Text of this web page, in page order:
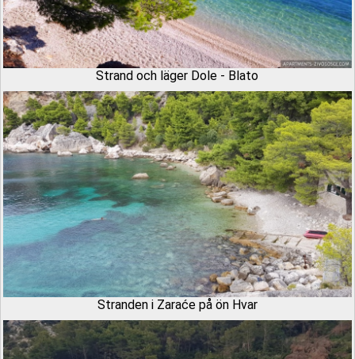
Strand och läger Dole - Blato
Stranden i Zaraće på ön Hvar